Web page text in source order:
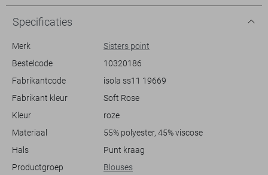
uitstraling, perfect voor casual gelegenheden. Met de klassieke
puntkraag en de knoopsluiting biedt deze blouse een tijdloze
uitstraling die zowel comfortabel als modieus is.
maakt het makkelijk om te combineren met zowel strakke jeans als
een casual witte broek. De subtiele plooidetails op de mouwen voegen
een speels element toe, waardoor je moeiteloos een veelzijdige look
middag in het park, deze blouse van SisterS point zorgt ervoor dat jij
altijd stijlvol voor de dag komt.
Specificaties
Merk
Sisters point
Bestelcode
10320186
Fabrikantcode
isola ss11 19669
Fabrikant kleur
Soft Rose
Kleur
roze
Materiaal
55% polyester, 45% viscose
Hals
Punt kraag
Productgroep
Blouses